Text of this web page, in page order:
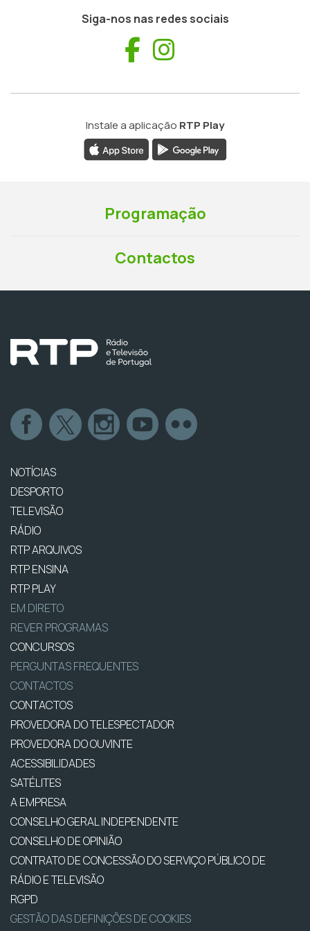
Siga-nos nas redes sociais
Facebook
Instale a aplicação RTP Play
Programação
Contactos
NOTÍCIAS
DESPORTO
TELEVISÃO
RÁDIO
RTP ARQUIVOS
RTP ENSINA
RTP PLAY
EM DIRETO
REVER PROGRAMAS
CONCURSOS
PERGUNTAS FREQUENTES
CONTACTOS
CONTACTOS
PROVEDORA DO TELESPECTADOR
PROVEDORA DO OUVINTE
ACESSIBILIDADES
SATÉLITES
A EMPRESA
CONSELHO GERAL INDEPENDENTE
CONSELHO DE OPINIÃO
CONTRATO DE CONCESSÃO DO SERVIÇO PÚBLICO DE
RÁDIO E TELEVISÃO
RGPD
GESTÃO DAS DEFINIÇÕES DE COOKIES